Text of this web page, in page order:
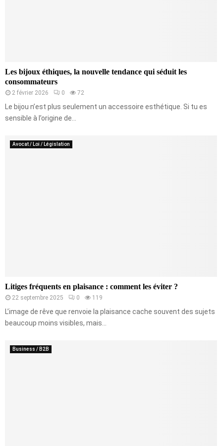
Les bijoux éthiques, la nouvelle tendance qui séduit les
consommateurs
2 février 2026 0 72
Le bijou n’est plus seulement un accessoire esthétique. Si tu es
sensible à l’origine de...
Avocat / Loi / Législation
Litiges fréquents en plaisance : comment les éviter ?
22 septembre 2025 0 119
L’image de rêve que renvoie la plaisance cache souvent des sujets
beaucoup moins visibles, mais...
Business / B2B